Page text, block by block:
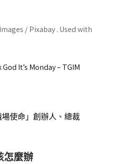
/ Pixabay . Used with
It’s Monday – TGIM
場使命」創辦人、總裁
怎麼辦